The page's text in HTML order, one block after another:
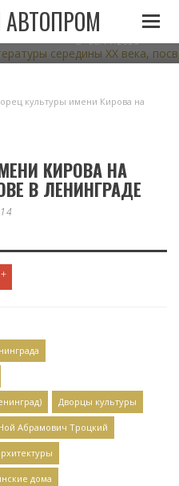
АВТОПРОМ
ЛИТЕРАТУРЫ
АВТОМОБИЛЬНОМУ
06.11.2023
культуры имени Кирова на
КИРОВА НА
В ЛЕНИНГРАДЕ
Дворцы культуры
Абрамович Троцкий
дома